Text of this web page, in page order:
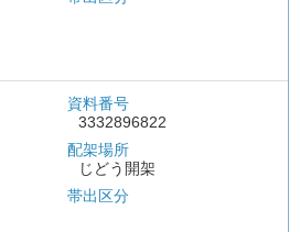
資料番号
3332896822
配架場所
じどう開架
帯出区分